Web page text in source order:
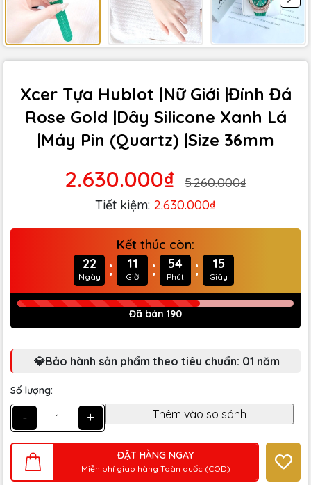
Xcer Tựa Hublot |Nữ Giới |Đính Đá
Rose Gold |Dây Silicone Xanh Lá
|Máy Pin (Quartz) |Size 36mm
2.630.000₫
5.260.000₫
Tiết kiệm: 2.630.000₫
Kết thúc còn:
22
Ngày : 11
Giờ : 54
Phút : 14
Giây
Đã bán 190
💎Bảo hành sản phẩm theo tiêu chuẩn: 01 năm
Số lượng:
- +
ĐẶT HÀNG NGAY
Miễn phí giao hàng Toàn quốc (COD)